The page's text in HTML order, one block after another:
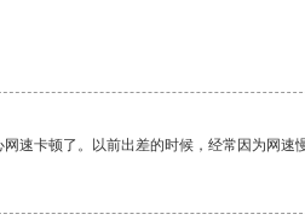
卡顿了。以前出差的时候，经常因为网速